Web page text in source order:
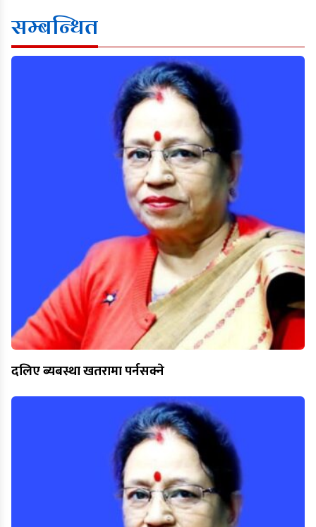
सम्बन्धित
दलिए ब्यबस्था खतरामा पर्नसक्ने